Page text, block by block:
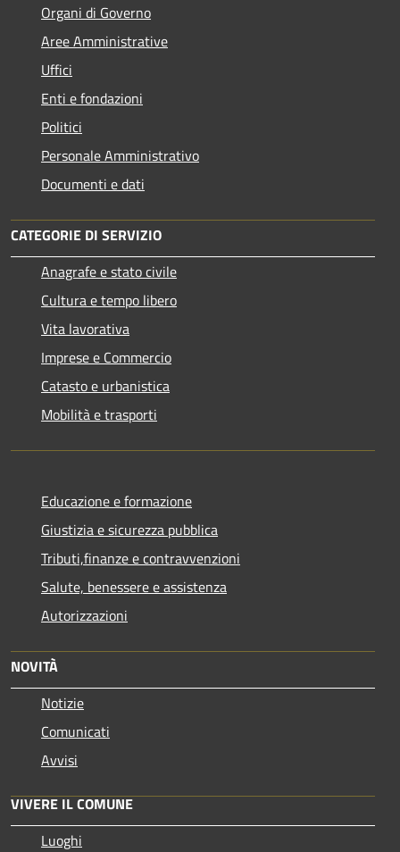
Organi di Governo
Aree Amministrative
Uffici
Enti e fondazioni
Politici
Personale Amministrativo
Documenti e dati
CATEGORIE DI SERVIZIO
Anagrafe e stato civile
Cultura e tempo libero
Vita lavorativa
Imprese e Commercio
Catasto e urbanistica
Mobilità e trasporti
Educazione e formazione
Giustizia e sicurezza pubblica
Tributi,finanze e contravvenzioni
Salute, benessere e assistenza
Autorizzazioni
NOVITÀ
Notizie
Comunicati
Avvisi
VIVERE IL COMUNE
Luoghi